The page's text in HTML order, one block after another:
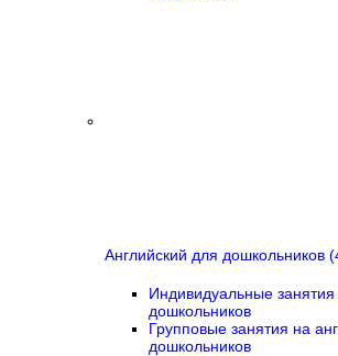
Английский для дошкольников
Индивидуальные
дошкольников
Групповые занятия на
дошкольников